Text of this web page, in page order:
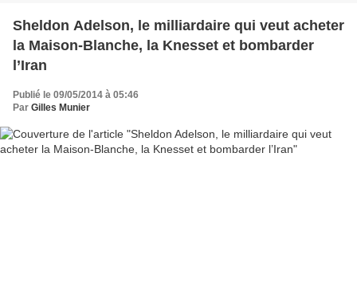
Sheldon Adelson, le milliardaire qui veut acheter
la Maison-Blanche, la Knesset et bombarder
l’Iran
Publié le 09/05/2014 à 05:46
Par Gilles Munier